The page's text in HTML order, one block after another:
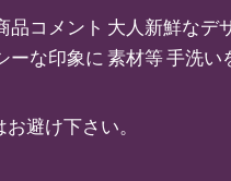
品コメント 大人新鮮な
な印象に 素材等 手洗い
避け下さい。